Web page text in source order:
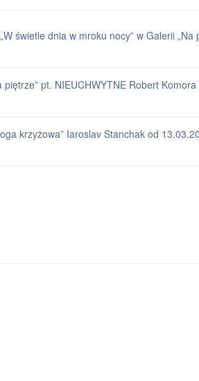
świetle dnia w mroku nocy” w Galerii
piętrze” pt. NIEUCHWYTNE Robert
krzyżowa” Iaroslav Stanchak od